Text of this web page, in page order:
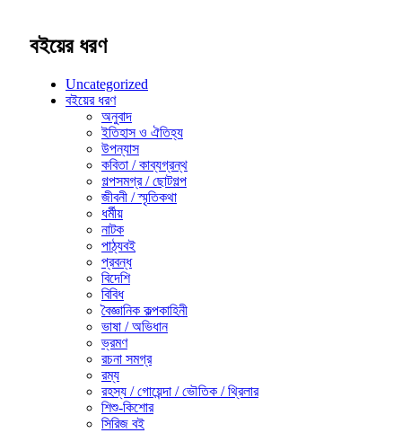
বইয়ের ধরণ
Uncategorized
বইয়ের ধরণ
অনুবাদ
ইতিহাস ও ঐতিহ্য
উপন্যাস
কবিতা / কাব্যগ্রন্থ
গল্পসমগ্র / ছোটগল্প
জীবনী / স্মৃতিকথা
ধর্মীয়
নাটক
পাঠ্যবই
প্রবন্ধ
বিদেশি
বিবিধ
বৈজ্ঞানিক কল্পকাহিনী
ভাষা / অভিধান
ভ্রমণ
রচনা সমগ্র
রম্য
রহস্য / গোয়েন্দা / ভৌতিক / থ্রিলার
শিশু-কিশোর
সিরিজ বই